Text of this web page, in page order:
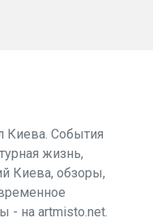
Киева. События
жизнь,
Киева, обзоры,
- на artmisto.net.